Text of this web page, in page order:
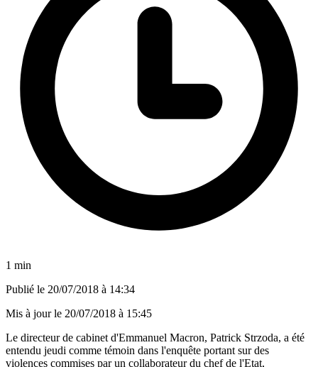
1 min
Publié le 20/07/2018 à 14:34
Mis à jour le 20/07/2018 à 15:45
Le directeur de cabinet d'Emmanuel Macron, Patrick Strzoda, a été
entendu jeudi comme témoin dans l'enquête portant sur des
violences commises par un collaborateur du chef de l'Etat,